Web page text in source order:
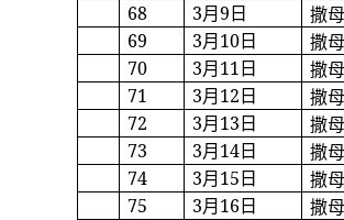
68
3月9日
撒
69
3月10日
撒
70
3月11日
撒
71
3月12日
撒
72
3月13日
撒
73
3月14日
撒
74
3月15日
撒
75
3月16日
撒